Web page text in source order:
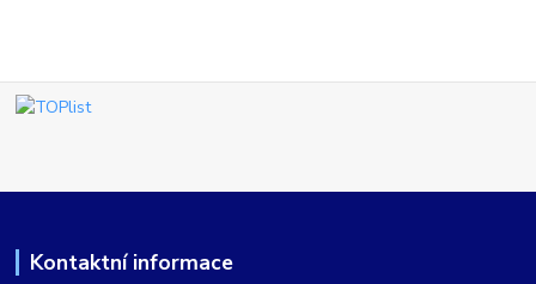
Kontaktní informace